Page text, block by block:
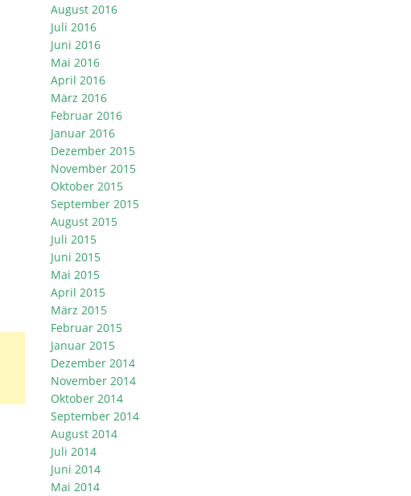
August 2016
Juli 2016
Juni 2016
Mai 2016
April 2016
März 2016
Februar 2016
Januar 2016
Dezember 2015
November 2015
Oktober 2015
September 2015
August 2015
Juli 2015
Juni 2015
Mai 2015
April 2015
März 2015
Februar 2015
Januar 2015
Dezember 2014
November 2014
Oktober 2014
September 2014
August 2014
Juli 2014
Juni 2014
Mai 2014